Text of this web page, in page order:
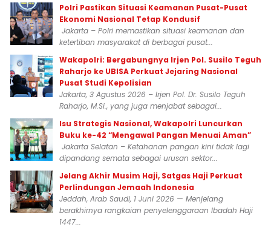
Polri Pastikan Situasi Keamanan Pusat-Pusat
Ekonomi Nasional Tetap Kondusif
Jakarta – Polri memastikan situasi keamanan dan
ketertiban masyarakat di berbagai pusat...
Wakapolri: Bergabungnya Irjen Pol. Susilo Teguh
Raharjo ke UBISA Perkuat Jejaring Nasional
Pusat Studi Kepolisian
Jakarta, 3 Agustus 2026 – Irjen Pol. Dr. Susilo Teguh
Raharjo, M.Si., yang juga menjabat sebagai...
Isu Strategis Nasional, Wakapolri Luncurkan
Buku ke-42 “Mengawal Pangan Menuai Aman”
Jakarta Selatan – Ketahanan pangan kini tidak lagi
dipandang semata sebagai urusan sektor...
Jelang Akhir Musim Haji, Satgas Haji Perkuat
Perlindungan Jemaah Indonesia
Jeddah, Arab Saudi, 1 Juni 2026 — Menjelang
berakhirnya rangkaian penyelenggaraan Ibadah Haji
1447...